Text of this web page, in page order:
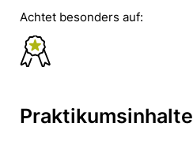
Achtet besonders auf:
Praktikumsinhalte